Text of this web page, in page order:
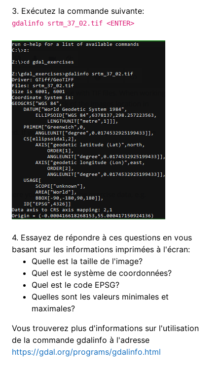
3. Exécutez la commande suivante:
gdalinfo srtm_37_02.tif <ENTER>
4. Essayez de répondre à ces questions en vous
basant sur les informations imprimées à l'écran:
Quelle est la taille de l'image?
Quel est le système de coordonnées?
Quel est le code EPSG?
Quelles sont les valeurs minimales et
maximales?
Vous trouverez plus d'informations sur l'utilisation
de la commande gdalinfo à l'adresse
https://gdal.org/programs/gdalinfo.html